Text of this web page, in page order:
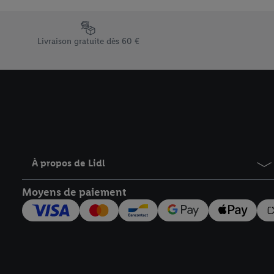
Élément du pied de page avec les différents arguments de
Livraison gratuite dès 60 €
À propos de Lidl
Moyens de paiement
informations sur la